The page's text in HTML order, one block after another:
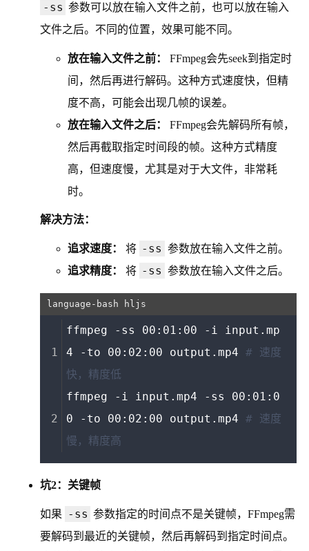
-ss 参数可以放在输入文件之前，也可以放在输入
文件之后。不同的位置，效果可能不同。
放在输入文件之前：
FFmpeg会先seek到指定时
间，然后再进行解码。这种方式速度快，但精
度不高，可能会出现几帧的误差。
放在输入文件之后：
FFmpeg会先解码所有帧，
然后再截取指定时间段的帧。这种方式精度
高，但速度慢，尤其是对于大文件，非常耗
时。
解决方法：
追求速度： 将 -ss 参数放在输入文件之前。
追求精度：
将 -ss 参数放在输入文件之后。
ffmpeg -ss 00:01:00 -i input.mp
4 -to 00:02:00 output.mp4 # 速度
快，精度低
ffmpeg -i input.mp4 -ss 00:01:0
0 -to 00:02:00 output.mp4 # 速度
慢，精度高
坑2：关键帧
如果 -ss 参数指定的时间点不是关键帧，FFmpeg需
要解码到最近的关键帧，然后再解码到指定时间点。